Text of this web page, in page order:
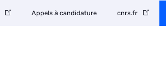
Appels à candidature cnrs.fr